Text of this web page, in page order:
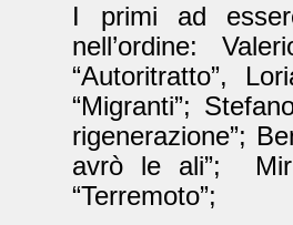
I primi ad
nell’ordine:
“Autoritratto”,
“Migranti”;
rigenerazione”;
avrò le ali”;
“Terremoto”;